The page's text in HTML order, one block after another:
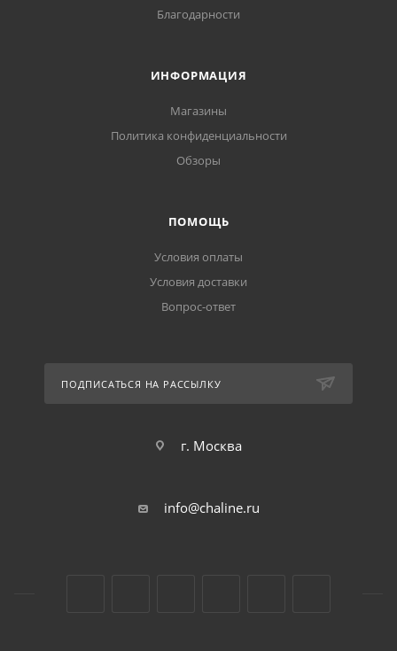
Благодарности
ИНФОРМАЦИЯ
Магазины
Политика конфиденциальности
Обзоры
ПОМОЩЬ
Условия оплаты
Условия доставки
Вопрос-ответ
ПОДПИСАТЬСЯ НА РАССЫЛКУ
г. Москва
info@chaline.ru